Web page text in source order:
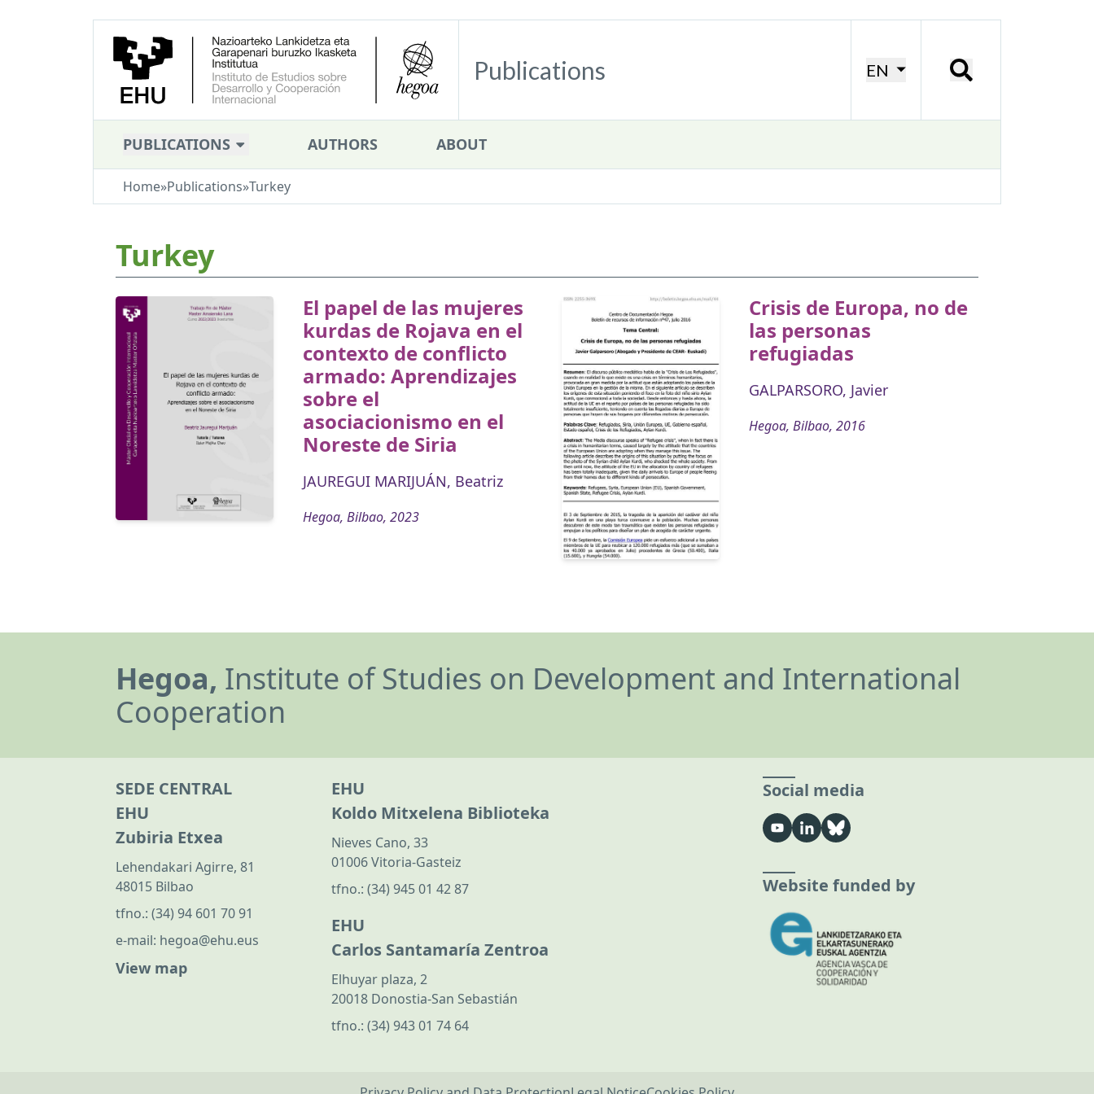
Publications EN
PUBLICATIONS AUTHORS ABOUT
Home»Publications»Turkey
Turkey
El papel de las mujeres
kurdas de Rojava en el
contexto de conflicto
armado: Aprendizajes
sobre el
asociacionismo en el
Noreste de Siria
JAUREGUI MARIJUÁN, Beatriz
Hegoa, Bilbao, 2023
Crisis de Europa, no de
las personas
refugiadas
GALPARSORO, Javier
Hegoa, Bilbao, 2016
Hegoa, Institute of Studies on Development and International
Cooperation
SEDE CENTRAL
EHU
Zubiria Etxea
Lehendakari Agirre, 81
48015 Bilbao
tfno.: (34) 94 601 70 91
e-mail: hegoa@ehu.eus
View map
EHU
Koldo Mitxelena Biblioteka
Nieves Cano, 33
01006 Vitoria-Gasteiz
tfno.: (34) 945 01 42 87
EHU
Carlos Santamaría Zentroa
Elhuyar plaza, 2
20018 Donostia-San Sebastián
tfno.: (34) 943 01 74 64
Social media
Website funded by